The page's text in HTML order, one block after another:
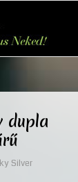
dupla
Silver